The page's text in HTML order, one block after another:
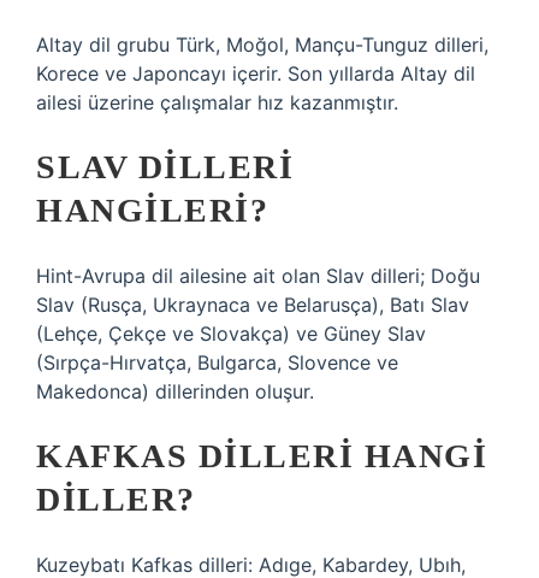
Altay dil grubu Türk, Moğol, Mançu-Tunguz dilleri,
Korece ve Japoncayı içerir. Son yıllarda Altay dil
ailesi üzerine çalışmalar hız kazanmıştır.
SLAV DILLERI
HANGILERI?
Hint-Avrupa dil ailesine ait olan Slav dilleri; Doğu
Slav (Rusça, Ukraynaca ve Belarusça), Batı Slav
(Lehçe, Çekçe ve Slovakça) ve Güney Slav
(Sırpça-Hırvatça, Bulgarca, Slovence ve
Makedonca) dillerinden oluşur.
KAFKAS DILLERI HANGI
DILLER?
Kuzeybatı Kafkas dilleri: Adıge, Kabardey, Ubıh,